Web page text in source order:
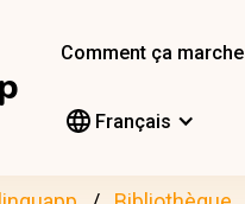
Comment ça marche
Français